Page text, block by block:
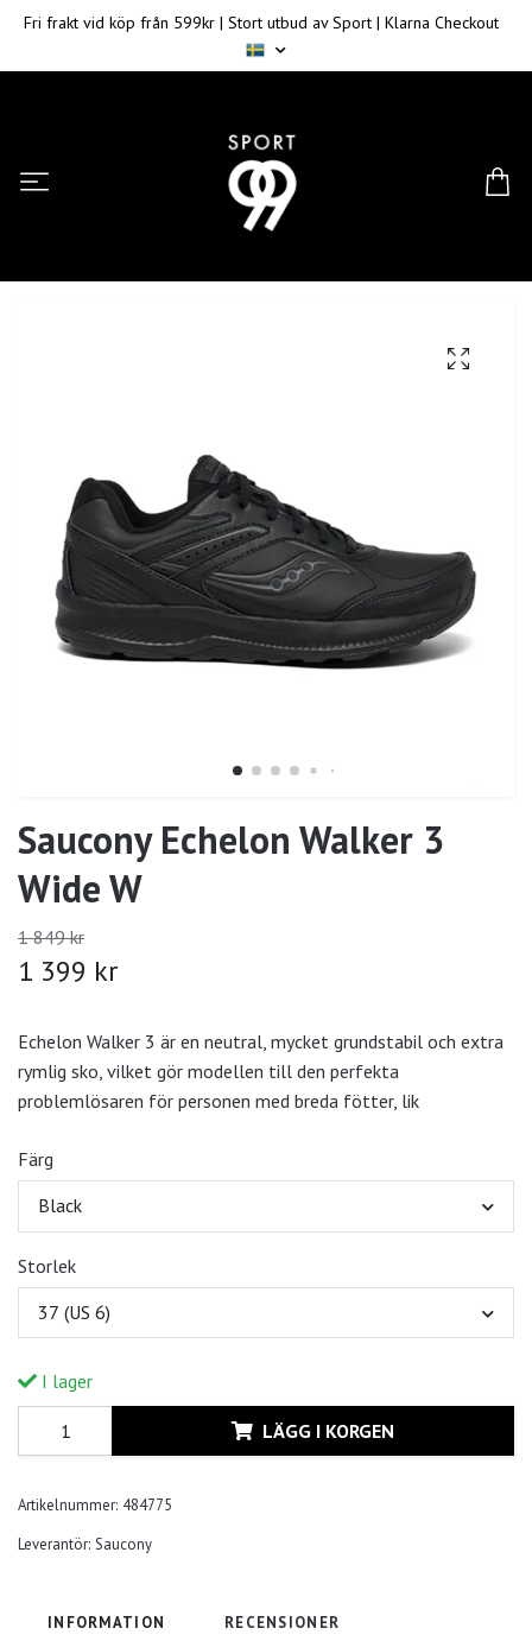
Fri frakt vid köp från 599kr | Stort utbud av Sport | Klarna Checkout
Saucony Echelon Walker 3
Wide W
1 849 kr
1 399 kr
Echelon Walker 3 är en neutral, mycket grundstabil och extra
rymlig sko, vilket gör modellen till den perfekta
problemlösaren för personen med breda fötter, lik
Färg
Black
Storlek
37 (US 6)
I lager
LÄGG I KORGEN
Artikelnummer: 484775
Leverantör: Saucony
INFORMATION RECENSIONER